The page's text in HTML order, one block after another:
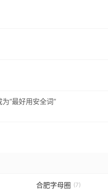
“最好用安全词”
合肥字母圈 (7)